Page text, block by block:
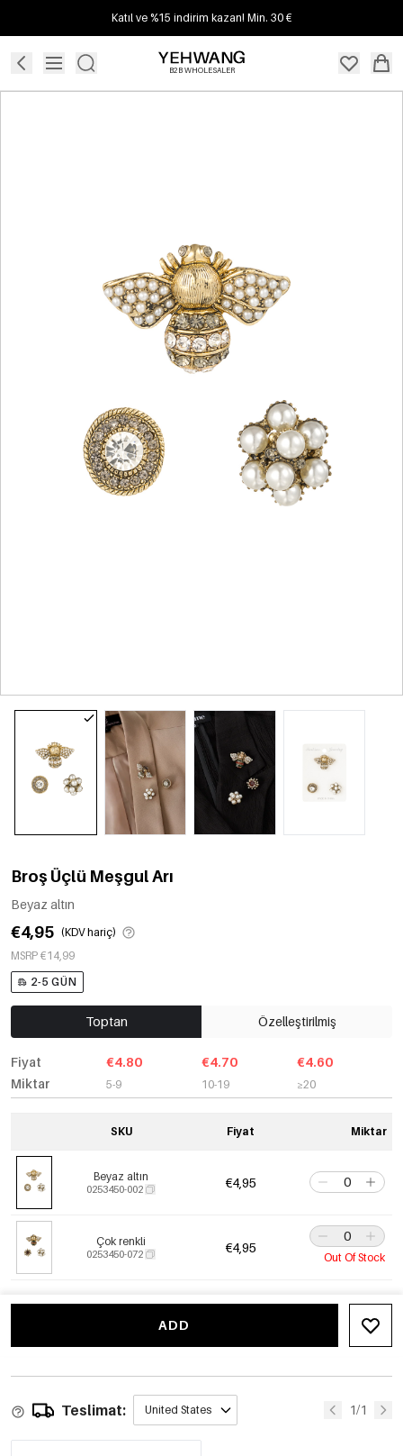
Katıl ve %15 indirim kazan! Min. 30 €
B2B WHOLESALER
Broş Üçlü Meşgul Arı
Beyaz altın
€4,95 (KDV hariç)
MSRP €14,99
2-5 GÜN
Toptan Özelleştirilmiş
Fiyat
Miktar
€4.80
5-9
€4.70
10-19
€4.60
≥20
SKU Fiyat Miktar
Beyaz altın
0253450-002 €4,95
Çok renkli
0253450-072 €4,95
Out Of Stock
ADD
Teslimat: United States 1/1